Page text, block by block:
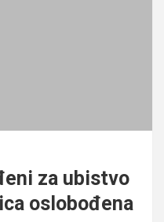
za ubistvo
oslobođena